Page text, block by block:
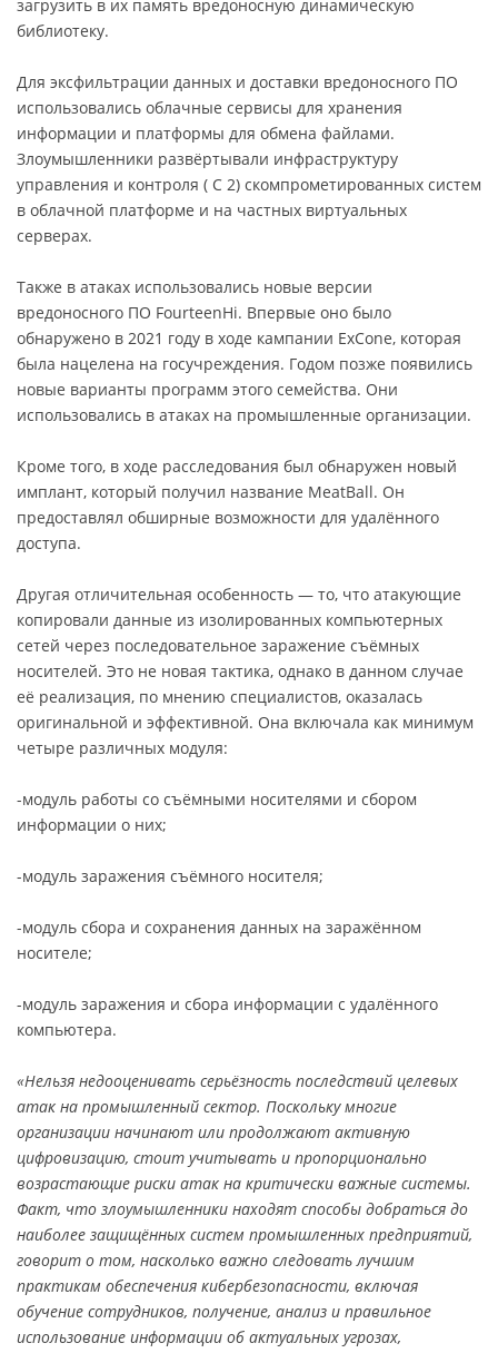
загрузить в их память вредоносную динамическую
библиотеку.
Для эксфильтрации данных и доставки вредоносного ПО
использовались облачные сервисы для хранения
информации и платформы для обмена файлами.
Злоумышленники развёртывали инфраструктуру
управления и контроля ( C 2) скомпрометированных систем
в облачной платформе и на частных виртуальных
серверах.
Также в атаках использовались новые версии
вредоносного ПО FourteenHi. Впервые оно было
обнаружено в 2021 году в ходе кампании ExCone, которая
была нацелена на госучреждения. Годом позже появились
новые варианты программ этого семейства. Они
использовались в атаках на промышленные организации.
Кроме того, в ходе расследования был обнаружен новый
имплант, который получил название MeatBall. Он
предоставлял обширные возможности для удалённого
доступа.
Другая отличительная особенность — то, что атакующие
копировали данные из изолированных компьютерных
сетей через последовательное заражение съёмных
носителей. Это не новая тактика, однако в данном случае
её реализация, по мнению специалистов, оказалась
оригинальной и эффективной. Она включала как минимум
четыре различных модуля:
-модуль работы со съёмными носителями и сбором
информации о них;
-модуль заражения съёмного носителя;
-модуль сбора и сохранения данных на заражённом
носителе;
-модуль заражения и сбора информации с удалённого
компьютера.
«Нельзя недооценивать серьёзность последствий целевых
атак на промышленный сектор. Поскольку многие
организации начинают или продолжают активную
цифровизацию, стоит учитывать и пропорционально
возрастающие риски атак на критически важные системы.
Факт, что злоумышленники находят способы добраться до
наиболее защищённых систем промышленных предприятий,
говорит о том, насколько важно следовать лучшим
практикам обеспечения кибербезопасности, включая
обучение сотрудников, получение, анализ и правильное
использование информации об актуальных угрозах,